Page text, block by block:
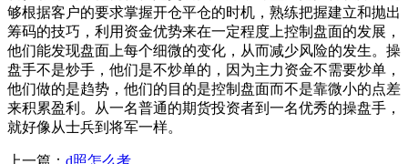
够根据客户的要求掌握开仓平仓的时机，熟练把握建立和抛出
筹码的技巧，利用资金优势来在一定程度上控制盘面的发展，
他们能发现盘面上每个细微的变化，从而减少风险的发生。操
盘手不是炒手，他们是不炒单的，因为主力资金不需要炒单，
他们做的是趋势，他们的目的是控制盘面而不是靠微小的点差
来积累盈利。从一名普通的期货投资者到一名优秀的操盘手，
就好像从士兵到将军一样。
上一篇： d照怎么考